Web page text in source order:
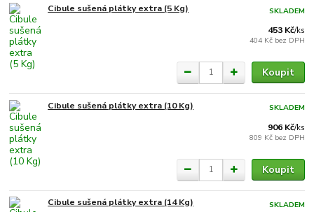
Cibule sušená plátky extra (5 Kg)
453 Kč/ks
404 Kč bez DPH
SKLADEM
Koupit
Cibule sušená plátky extra (10 Kg)
906 Kč/ks
809 Kč bez DPH
SKLADEM
Koupit
Cibule sušená plátky extra (14 Kg)
SKLADEM